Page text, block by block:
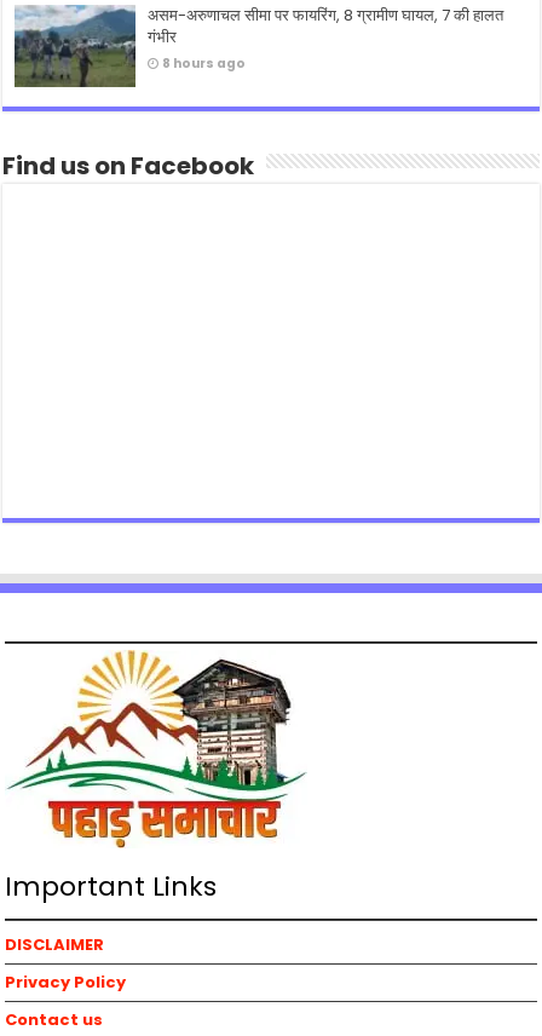
असम-अरुणाचल सीमा पर फायरिंग, 8 ग्रामीण घायल, 7 की हालत
गंभीर
8 hours ago
Find us on Facebook
Important Links
DISCLAIMER
Privacy Policy
Contact us